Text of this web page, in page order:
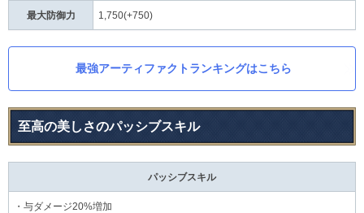
最大防御力 1,750(+750)
最強アーティファクトランキングはこちら
至高の美しさのパッシブスキル
パッシブスキル
・与ダメージ20%増加